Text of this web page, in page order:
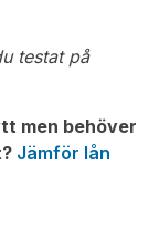
testat på
men behöver
Jämför lån